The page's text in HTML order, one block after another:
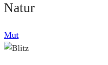
Natur
Mut